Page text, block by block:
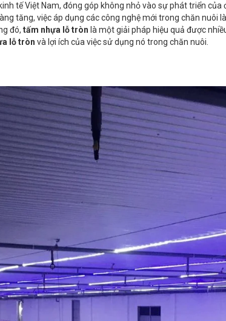
tế Việt Nam, đóng góp không nhỏ vào sự phát triển của
tăng, việc áp dụng các công nghệ mới trong chăn nuôi
đó, tấm nhựa lỗ tròn là một giải pháp hiệu quả được
lỗ tròn và lợi ích của việc sử dụng nó trong chăn nuôi.